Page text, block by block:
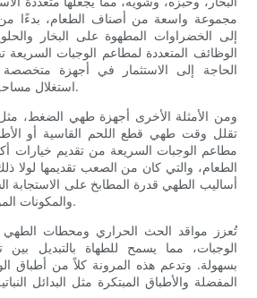
مجموعة واسعة من أصناف الطعام، بدءًا
إلى الخضراوات المطهوة على البخار
الوظائف المتعددة لمطاعم الوجبات
الحاجة إلى الاستثمار في أجهزة
استغلال مساحة المطبخ ويقلل التكاليف.
ومن الأمثلة الأخرى أجهزة طهي الضغط، مثل
تقلل وقت طهي قطع اللحم القاسية أو
مطاعم الوجبات السريعة من تقديم خيارات
الطعام، والتي كان من الصعب تقديمها لولا
أساليب الطهي قدرة المطابخ على الاستجابة
والمكونات الموسمية، والأذواق المحلية.
تُعزز مواقد الحث الحراري ومحطات الطهي
الوجبات، مما يسمح للطهاة بالتبديل بين
بسهولة. وتدعم هذه المرونة كلاً من أطباق
المفضلة والأطباق المبتكرة مثل البدائل